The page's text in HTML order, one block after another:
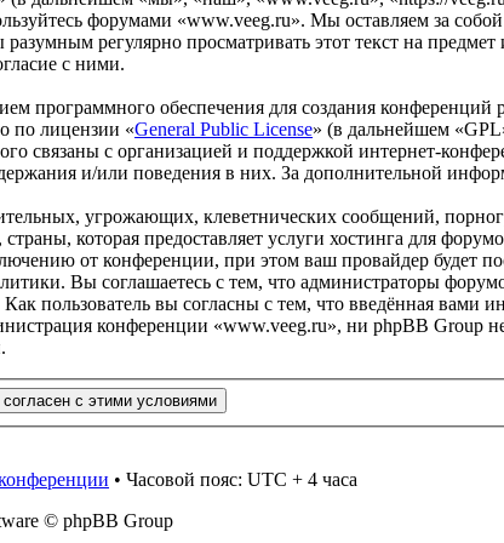
форумами «www.veeg.ru». Мы оставляем за
регулярно просматривать этот текст на
с ними.
программного обеспечения для создания
по лицензии «General Public License» (в дальнейшем
связаны с организацией и поддержкой интернет-
и/или поведения в них. За дополнительной
угрожающих, клеветнических сообщений,
которая предоставляет услуги хостинга для
от конференции, при этом ваш провайдер будет
Вы соглашаетесь с тем, что администраторы
пользователь вы согласны с тем, что введённая вами
конференции «www.veeg.ru», ни phpBB Group
• Часовой пояс: UTC + 4 часа
© phpBB Group